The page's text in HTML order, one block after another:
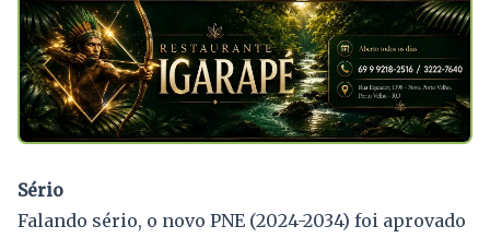
Sério
Falando sério, o novo PNE (2024-2034) foi aprovado